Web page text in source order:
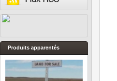
Produits apparentés